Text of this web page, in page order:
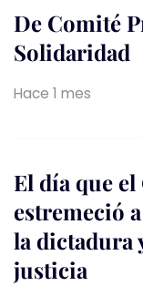
De Comité
Solidaridad
Hace 1 mes
El día que el
estremeció
la dictadura
justicia